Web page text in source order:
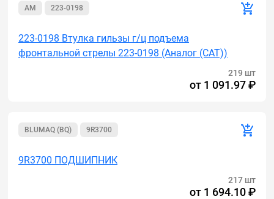
AM 223-0198
223-0198 Втулка гильзы г/ц подъема
фронтальной стрелы 223-0198 (Аналог (САТ))
219 шт
от 1 091.97 ₽
BLUMAQ (BQ) 9R3700
9R3700 ПОДШИПНИК
217 шт
от 1 694.10 ₽